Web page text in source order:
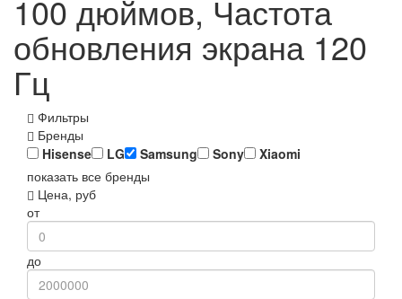
100 дюймов, Частота
обновления экрана 120
Гц
Фильтры
Бренды
Hisense
LG Samsung Sony
Xiaomi
показать все бренды
Цена, руб
от
до